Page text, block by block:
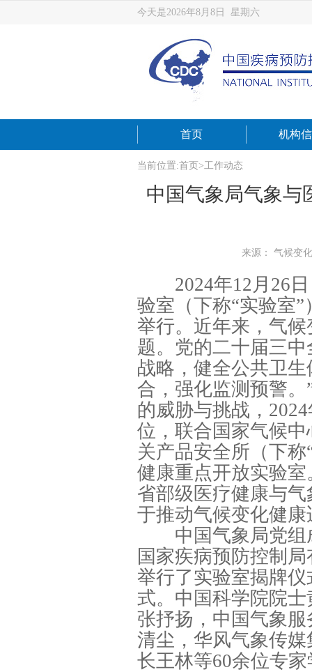
今天是2026年8月8日 星期六
首页 机构
当前位置:首页 >工作动态
中国气象局气象与
来源： 气候变
2024年12月26日
验室（下称“实验室
举行。近年来，气
题。党的二十届三
战略，健全公共卫
合，强化监测预警
的威胁与挑战，
位，联合国家气候
关产品安全所（下
健康重点开放实验
省部级医疗健康与
于推动气候变化健
中国气象局党组
国家疾病预防控制
举行了实验室揭牌
式。中国科学院院
张抒扬，中国气象
清尘，华风气象传
长王林等60余位专